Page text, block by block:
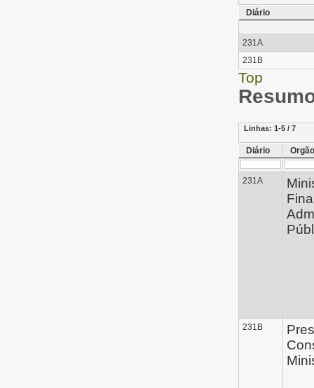
Diário
231A
231B
Top
Linhas: 1-5 / 7
Diário Orgão
231A
231B